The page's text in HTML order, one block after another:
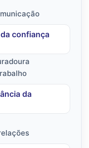
confiança
da